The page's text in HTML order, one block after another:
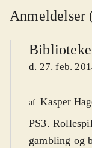
Anmeldelser
d. 27. feb.
af Kasper
PS3.
gambling og